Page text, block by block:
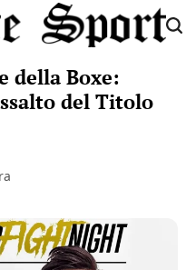
della Boxe:
del Titolo